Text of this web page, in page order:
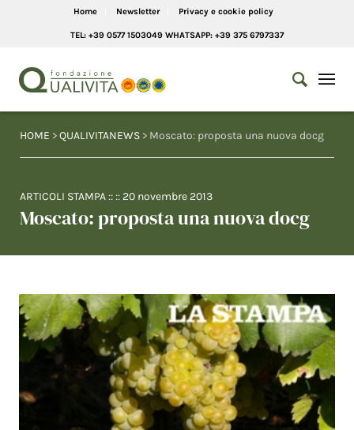
Home Newsletter Privacy e cookie policy
TEL: +39 0577 1503049 WHATSAPP: +39 375 6797337
HOME >QUALIVITANEWS > Moscato: proposta una nuova docg
ARTICOLI STAMPA :: :: 20 novembre 2013
Moscato: proposta una nuova docg